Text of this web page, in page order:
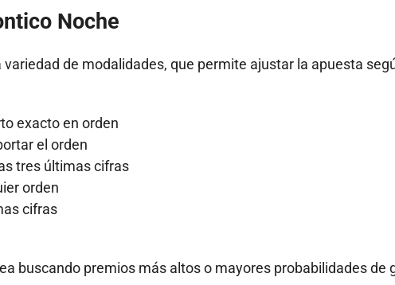
Noche
de modalidades, que permite ajustar la apuesta
exacto en orden
el orden
tres últimas cifras
orden
cifras
buscando premios más altos o mayores probabilidades de